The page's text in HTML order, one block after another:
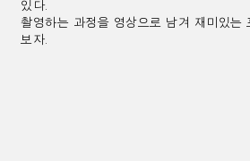
있다.
촬영하는 과정을 영상으로 남겨 재미있는
보자.